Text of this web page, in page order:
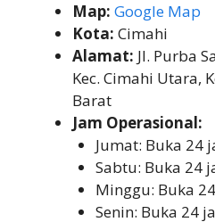
Map: Google Map
Kota: Cimahi
Alamat: Jl. Purba
Kec. Cimahi Utara,
Barat
Jam Operasional:
Jumat: Buka 24
Sabtu: Buka 24
Minggu: Buka
Senin: Buka 24